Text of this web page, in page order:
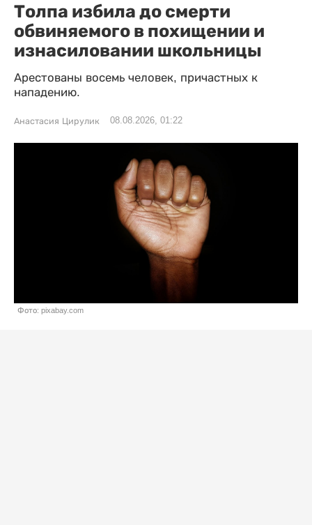
Толпа избила до смерти
обвиняемого в похищении и
изнасиловании школьницы
Арестованы восемь человек, причастных к
нападению.
Анастасия Цирулик 08.08.2026, 01:22
Фото: pixabay.com